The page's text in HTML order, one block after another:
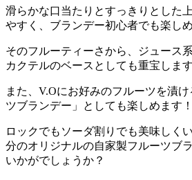
滑らかな口当たりとすっきりとした
やすく、ブランデー初心者でも楽しめ
そのフルーティーさから、ジュース
カクテルのベースとしても重宝します
また、V.Oにお好みのフルーツを漬
ツブランデー」としても楽しめます！
ロックでもソーダ割りでも美味しく
分のオリジナルの自家製フルーツブ
いかがでしょうか？